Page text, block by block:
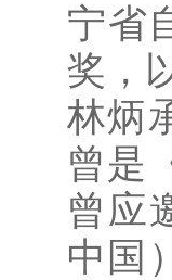
宁省
奖，
林炳
曾是
曾应
中国